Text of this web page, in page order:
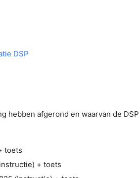
DSP
hebben afgerond en waarvan de
toets
+ toets